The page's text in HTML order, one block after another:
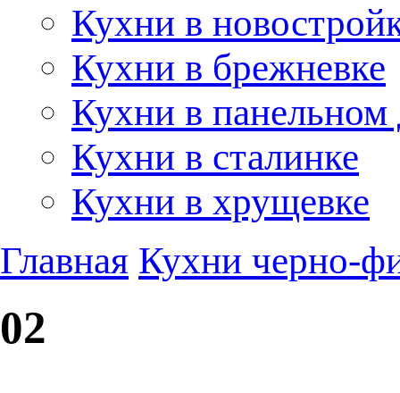
Кухни в
Кухни в брежневке
Кухни в панельном
Кухни в сталинке
Кухни в хрущевке
Главная Кухни черно-
02